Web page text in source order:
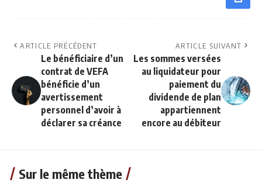
ARTICLE PRÉCÉDENT
Le bénéficiaire d’un
contrat de VEFA
bénéficie d’un
avertissement
personnel d’avoir à
déclarer sa créance
ARTICLE SUIVANT
Les sommes versées
au liquidateur pour
paiement du
dividende de plan
appartiennent
encore au débiteur
Sur le même thème